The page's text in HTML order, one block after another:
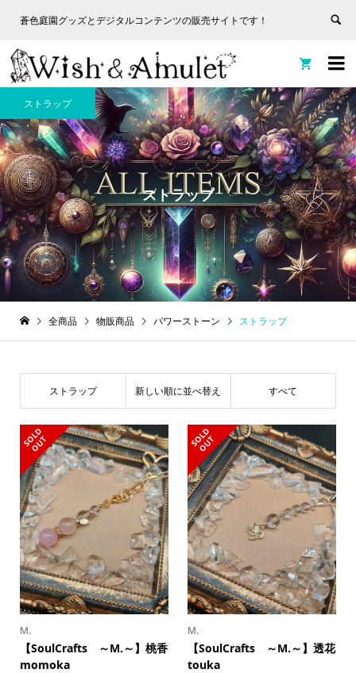
蒼色庭園グッズとデジタルコンテンツの販売サイトです！


ストラップ
ストラップ
全商品 物販商品 パワーストーン ストラップ
ストラップ 新しい順に並べ替え すべて
S
O
L
D
O
U
T
M.
【SoulCrafts ～M.～】桃香
momoka
S
O
L
D
O
U
T
M.
【SoulCrafts ～M.～】透花
touka
蒼色庭園グッズとデジタルコンテンツの販売サイトです！
非表